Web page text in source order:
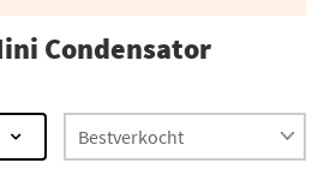
Condensator